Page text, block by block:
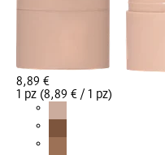
8,89 €
1 pz (8,89 € / 1 pz)